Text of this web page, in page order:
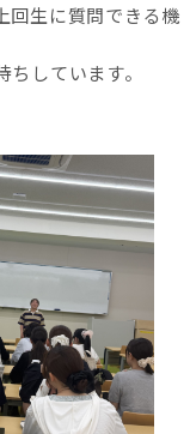
回生に質問できる機
しています。